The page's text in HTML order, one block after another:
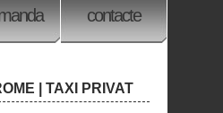
contacte
| TAXI PRIVAT